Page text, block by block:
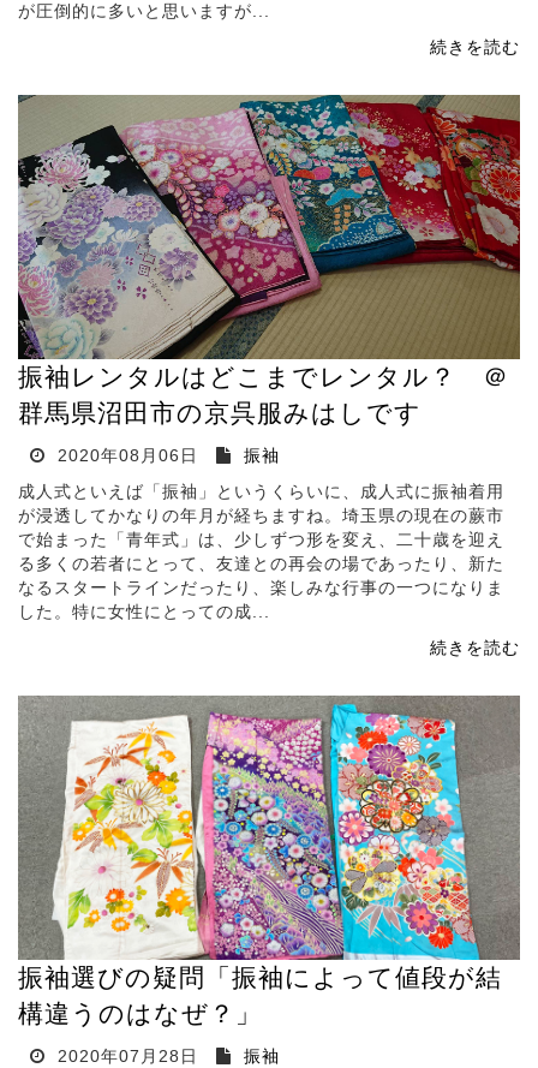
が圧倒的に多いと思いますが...
続きを読む
振袖レンタルはどこまでレンタル？ ＠
群馬県沼田市の京呉服みはしです
2020年08月06日
振袖
成人式といえば「振袖」というくらいに、成人式に振袖着用
が浸透してかなりの年月が経ちますね。埼玉県の現在の蕨市
で始まった「青年式」は、少しずつ形を変え、二十歳を迎え
る多くの若者にとって、友達との再会の場であったり、新た
なるスタートラインだったり、楽しみな行事の一つになりま
した。特に女性にとっての成...
続きを読む
振袖選びの疑問「振袖によって値段が結
構違うのはなぜ？」
2020年07月28日
振袖